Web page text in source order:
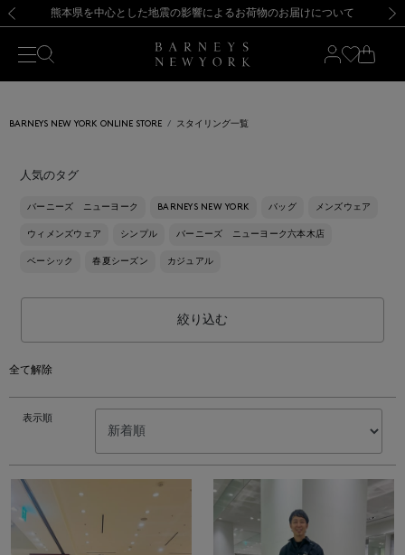
新規登録のお客様も対象！＜MY BARNEYS＞会員のお客様は11,000円（税込）以上のお買上げで常時送料無料！お買い物の際は会員登録を！
【夏季休業に伴う返品・交換承り一時停止のお知らせ】（2026.8.5）
熊本県を中心とした地震の影響によるお荷物のお届けについて
【開催中】SUMMER SALEのご案内・ご注意事項 新規登録のお客様も対象！＜MY BARNEYS＞会員のお客様は11,000円（税込）以上のお買上げで常時送料無料！お買い物の際は会員登録を！
【夏季休業に伴う返品・交換承り一時停止のお知らせ】（2026.8.5）
BARNEYS NEW YORK ONLINE STORE スタイリング一覧
人気のタグ
バーニーズ ニューヨーク BARNEYS NEW YORK バッグ メンズウェア
ウィメンズウェア シンプル バーニーズ ニューヨーク六本木店
ベーシック 春夏シーズン カジュアル
絞り込む
全て解除
表示順